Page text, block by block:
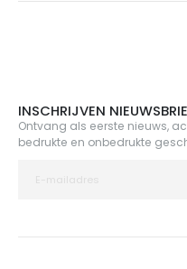
INSCHRIJVEN
Ontvang als eerste nieuws,
bedrukte en onbedrukte